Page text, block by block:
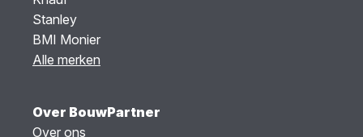
Stanley
BMI Monier
Alle merken
Over BouwPartner
Over ons